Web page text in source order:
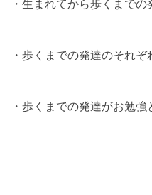
・歩くまでの発達のそれ
・歩くまでの発達がお勉